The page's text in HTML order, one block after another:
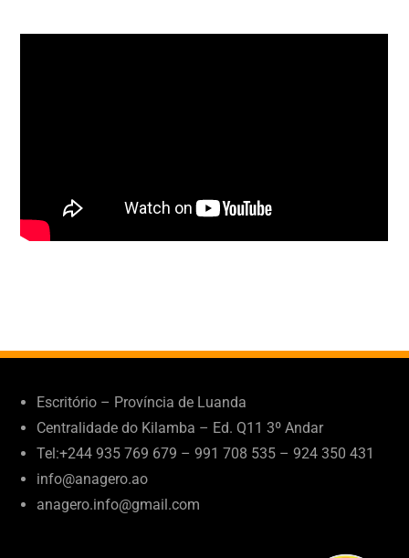
Escritório – Província de Luanda
Centralidade do Kilamba – Ed. Q11 3º Andar
Tel:+244 935 769 679 – 991 708 535 – 924 350 431
info@anagero.ao
anagero.info@gmail.com